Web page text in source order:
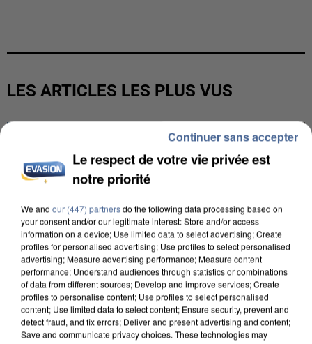
LES ARTICLES LES PLUS VUS
Le respect de votre vie privée est
notre priorité
We and our (447) partnersdo the following data processing based on
your consent and/or our legitimate interest: Store and/or access
information on a device; Use limited data to select advertising; Create
profiles for personalised advertising; Use profiles to select personalised
advertising; Measure advertising performance; Measure content
performance; Understand audiences through statistics or combinations
of data from different sources; Develop and improve services; Create
profiles to personalise content; Use profiles to select personalised
content; Use limited data to select content; Ensure security, prevent and
detect fraud, and fix errors; Deliver and present advertising and content;
Save and communicate privacy choices. These technologies may
Continuer sans accepter